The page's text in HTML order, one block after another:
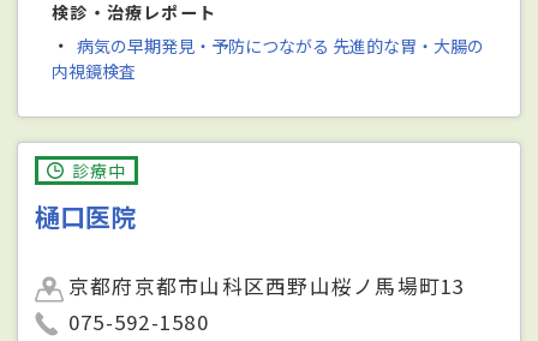
検診・治療レポート
・ 病気の早期発見・予防につながる 先進的な胃・大腸の
内視鏡検査
診療中
樋口医院
京都府京都市山科区西野山桜ノ馬場町13
075-592-1580